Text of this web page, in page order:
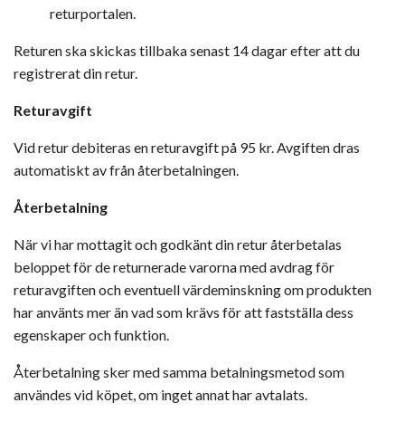
returportalen.
Returen ska skickas tillbaka senast 14 dagar efter att du
registrerat din retur.
Returavgift
Vid retur debiteras en returavgift på 95 kr. Avgiften dras
automatiskt av från återbetalningen.
Återbetalning
När vi har mottagit och godkänt din retur återbetalas
beloppet för de returnerade varorna med avdrag för
returavgiften och eventuell värdeminskning om produkten
har använts mer än vad som krävs för att fastställa dess
egenskaper och funktion.
Återbetalning sker med samma betalningsmetod som
användes vid köpet, om inget annat har avtalats.